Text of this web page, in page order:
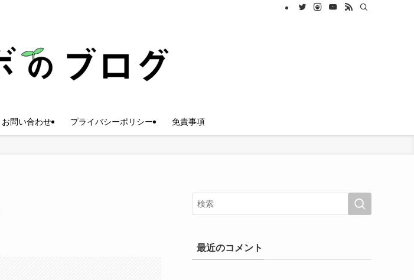
お問い合わせ プライバシーポリシー 免責事項
最近のコメント